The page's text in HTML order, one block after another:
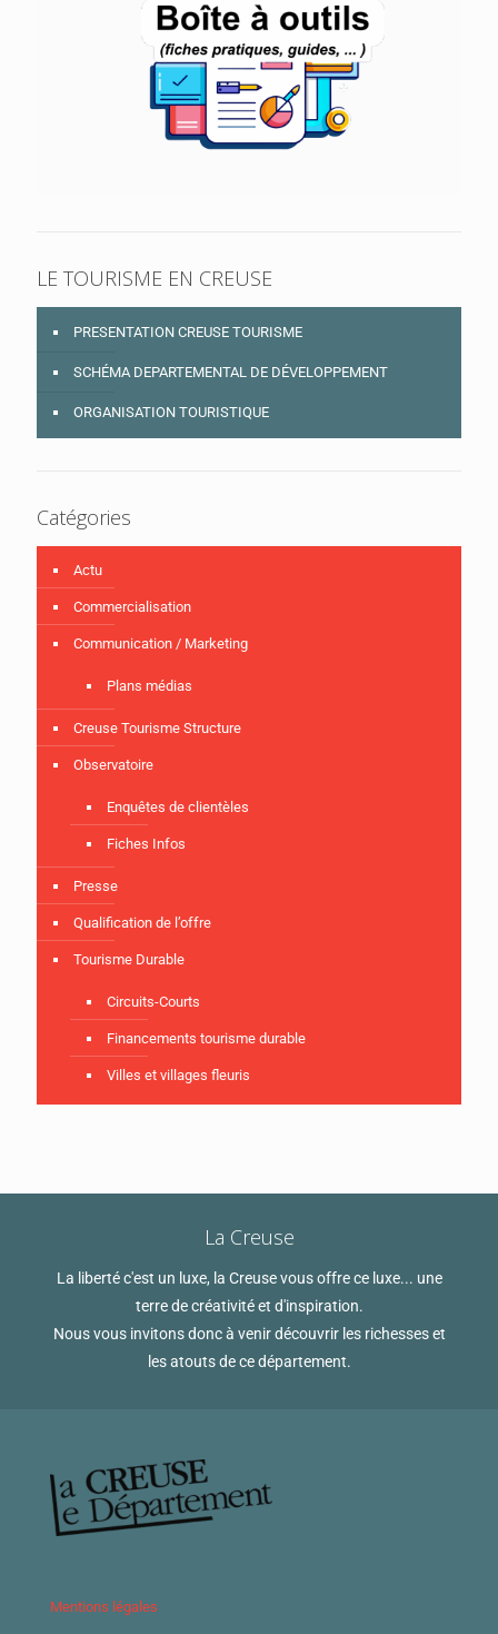
LE TOURISME EN CREUSE
PRESENTATION CREUSE TOURISME
SCHÉMA DEPARTEMENTAL DE DÉVELOPPEMENT
ORGANISATION TOURISTIQUE
Catégories
Actu
Commercialisation
Communication / Marketing
Plans médias
Creuse Tourisme Structure
Observatoire
Enquêtes de clientèles
Fiches Infos
Presse
Qualification de l’offre
Tourisme Durable
Circuits-Courts
Financements tourisme durable
Villes et villages fleuris
La Creuse
La liberté c'est un luxe, la Creuse vous offre ce luxe... une
terre de créativité et d'inspiration.
Nous vous invitons donc à venir découvrir les richesses et
les atouts de ce département.
Mentions légales